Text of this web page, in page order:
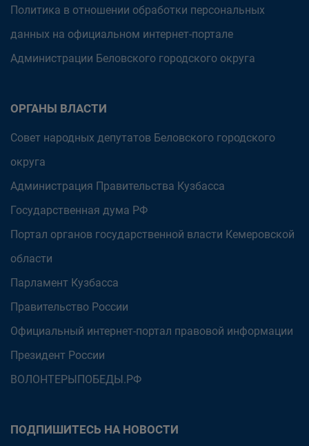
Политика в отношении обработки персональных
данных на официальном интернет-портале
Администрации Беловского городского округа
ОРГАНЫ ВЛАСТИ
Совет народных депутатов Беловского городского
округа
Администрация Правительства Кузбасса
Государственная дума РФ
Портал органов государственной власти Кемеровской
области
Парламент Кузбасса
Правительство России
Официальный интернет-портал правовой информации
Президент России
ВОЛОНТЕРЫПОБЕДЫ.РФ
ПОДПИШИТЕСЬ НА НОВОСТИ